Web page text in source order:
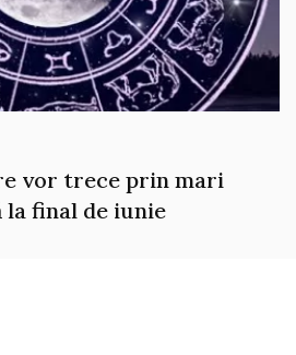
vor trece prin mari
final de iunie